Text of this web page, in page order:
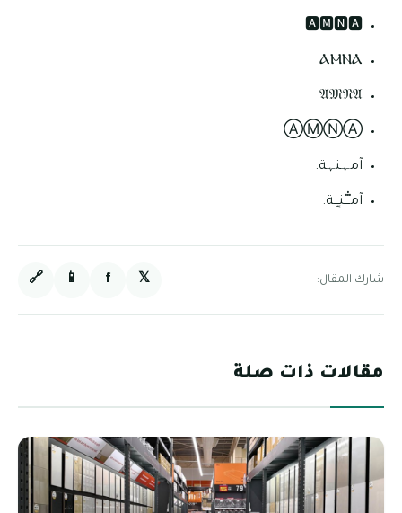
🅰🅼🅽🅰
ⲀⲘⲚⲀ
𝔄𝔐𝔑𝔄
ⒶⓂⓃⒶ
آمہنہة.
آمـْـْْـْنـِِـِـة.
شارك المقال: 𝕏
f
📱
🔗
مقالات ذات صلة